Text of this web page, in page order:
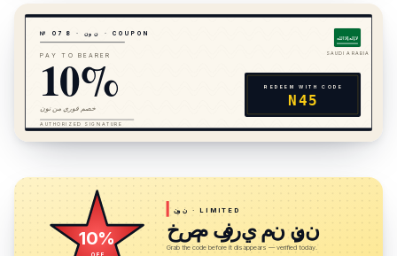
№ 0 7 8 · نون · COUPON
PAY TO BEARER
10%
خصم فوري من نون
AUTHORIZED SIGNATURE
لا إله إلا الله
SAUDI ARABIA
REDEEM WITH CODE
N45
10%
نون · LIMITED
خصم فوري من نون
Grab the code before it disappears — verified today.